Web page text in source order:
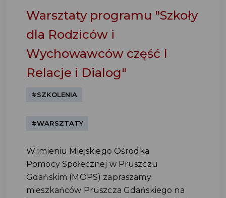
Warsztaty programu "Szkoły
dla Rodziców i
Wychowawców część I
Relacje i Dialog"
#SZKOLENIA
#WARSZTATY
W imieniu Miejskiego Ośrodka
Pomocy Społecznej w Pruszczu
Gdańskim (MOPS) zapraszamy
mieszkańców Pruszcza Gdańskiego na